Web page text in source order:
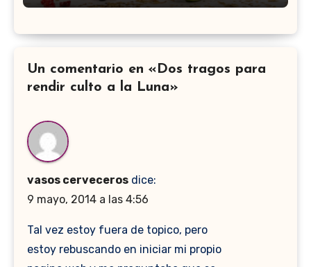
Un comentario en «Dos tragos para
rendir culto a la Luna»
vasos cerveceros dice:
9 mayo, 2014 a las 4:56
Tal vez estoy fuera de topico, pero
estoy rebuscando en iniciar mi propio